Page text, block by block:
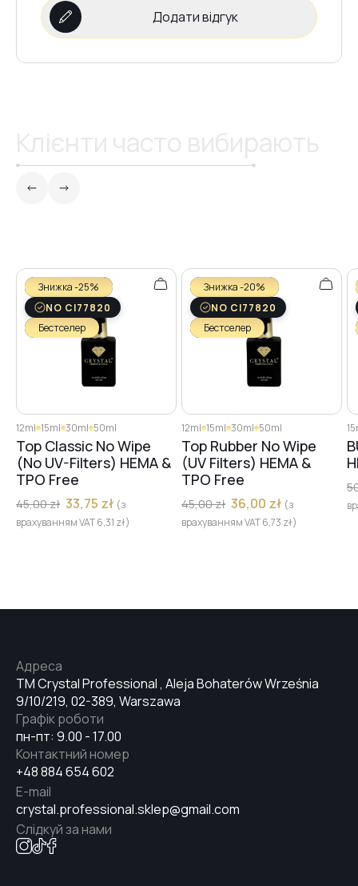
Додати відгук
Знижка -25%
NO CI77820
Бестселер
12ml 15ml 30ml 50ml
Top Classic No Wipe
(No UV-Filters) HEMA &
TPO Free
45,00zł 33,75 zł (з
врахуванням VAT6,31 zł)
Знижка -20%
NO CI77820
Бестселер
12ml 15ml 30ml 50ml
Top Rubber No Wipe
(UV Filters) HEMA &
TPO Free
45,00zł 36,00 zł (з
врахуванням VAT6,73 zł)
TM Crystal Professional , Aleja Bohaterów Września
9/10/219, 02-389, Warszawa
Адреса
пн-пт: 9.00 - 17.00
Графік роботи
+48 884 654 602
Контактний номер
crystal.professional.sklep@gmail.com
E-mail
Слідкуй за нами